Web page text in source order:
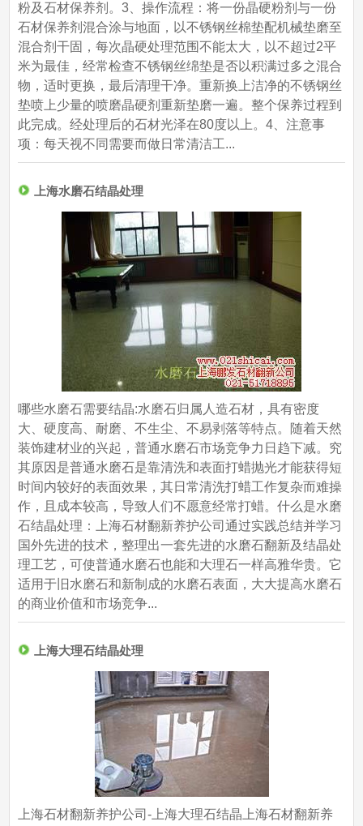
粉及石材保养剂。3、操作流程：将一份晶硬粉剂与一份
石材保养剂混合涂与地面，以不锈钢丝棉垫配机械垫磨至
混合剂干固，每次晶硬处理范围不能太大，以不超过2平
米为最佳，经常检查不锈钢丝绵垫是否以积满过多之混合
物，适时更换，最后清理干净。重新换上洁净的不锈钢丝
垫喷上少量的喷磨晶硬剂重新垫磨一遍。整个保养过程到
此完成。经处理后的石材光泽在80度以上。4、注意事
项：每天视不同需要而做日常清洁工...
上海水磨石结晶处理
哪些水磨石需要结晶:水磨石归属人造石材，具有密度
大、硬度高、耐磨、不生尘、不易剥落等特点。随着天然
装饰建材业的兴起，普通水磨石市场竞争力日趋下减。究
其原因是普通水磨石是靠清洗和表面打蜡抛光才能获得短
时间内较好的表面效果，其日常清洗打蜡工作复杂而难操
作，且成本较高，导致人们不愿意经常打蜡。什么是水磨
石结晶处理：上海石材翻新养护公司通过实践总结并学习
国外先进的技术，整理出一套先进的水磨石翻新及结晶处
理工艺，可使普通水磨石也能和大理石一样高雅华贵。它
适用于旧水磨石和新制成的水磨石表面，大大提高水磨石
的商业价值和市场竞争...
上海大理石结晶处理
上海石材翻新养护公司-上海大理石结晶上海石材翻新养